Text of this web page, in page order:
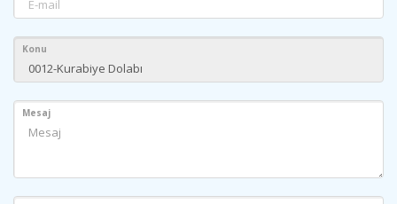
Konu
Mesaj